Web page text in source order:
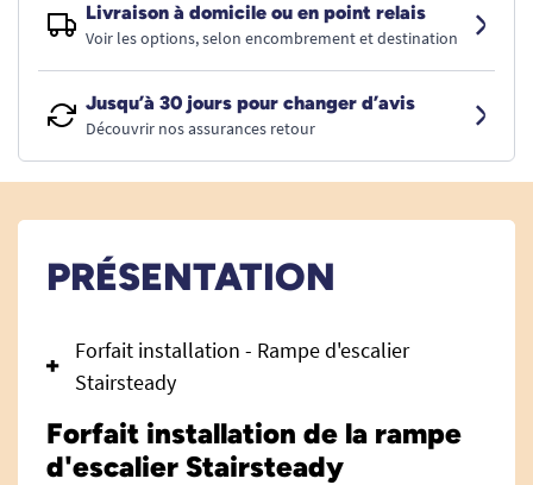
Livraison à domicile ou en point relais
Voir les options, selon encombrement et destination
Jusqu’à 30 jours pour changer d’avis
Découvrir nos assurances retour
PRÉSENTATION
Forfait installation - Rampe d'escalier
Stairsteady
Forfait installation de la rampe
d'escalier Stairsteady